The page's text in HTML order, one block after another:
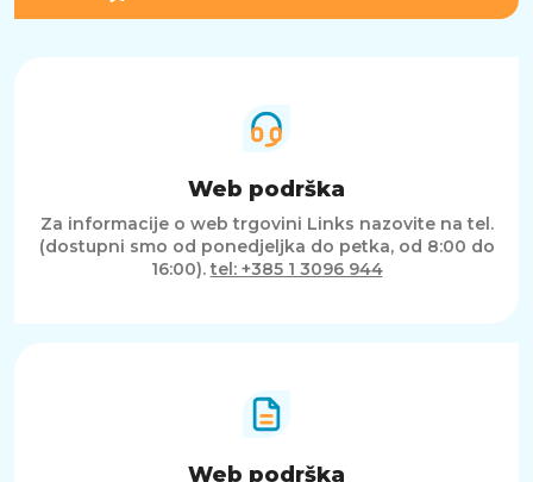
Web podrška
Za informacije o web trgovini Links nazovite na tel.
(dostupni smo od ponedjeljka do petka, od 8:00 do
16:00).tel: +385 1 3096 944
Web podrška